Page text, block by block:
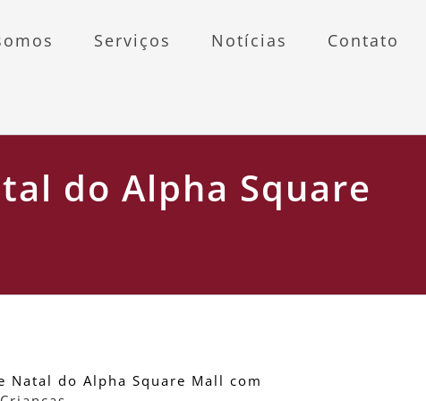
Serviços Notícias Contato
do Alpha Square
Natal do Alpha Square Mall com